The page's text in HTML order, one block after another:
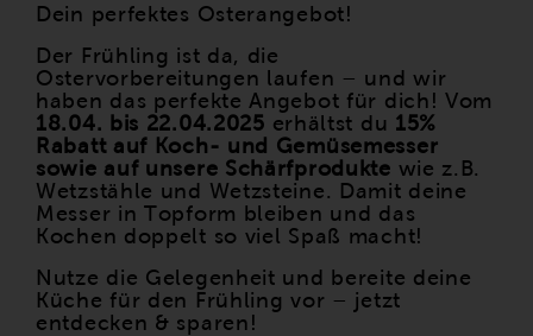
Dein perfektes Osterangebot!
Der Frühling ist da, die
Ostervorbereitungen laufen – und wir
haben das perfekte Angebot für dich! Vom
18.04. bis 22.04.2025 erhältst du 15%
Rabatt auf Koch- und Gemüsemesser
sowie auf unsere Schärfprodukte wie z.B.
Wetzstähle und Wetzsteine. Damit deine
Messer in Topform bleiben und das
Kochen doppelt so viel Spaß macht!
Nutze die Gelegenheit und bereite deine
Küche für den Frühling vor – jetzt
entdecken & sparen!